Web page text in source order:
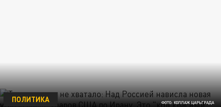
ФОТО: КОЛЛАЖ ЦАРЬГРАДА
ПОЛИТИКА